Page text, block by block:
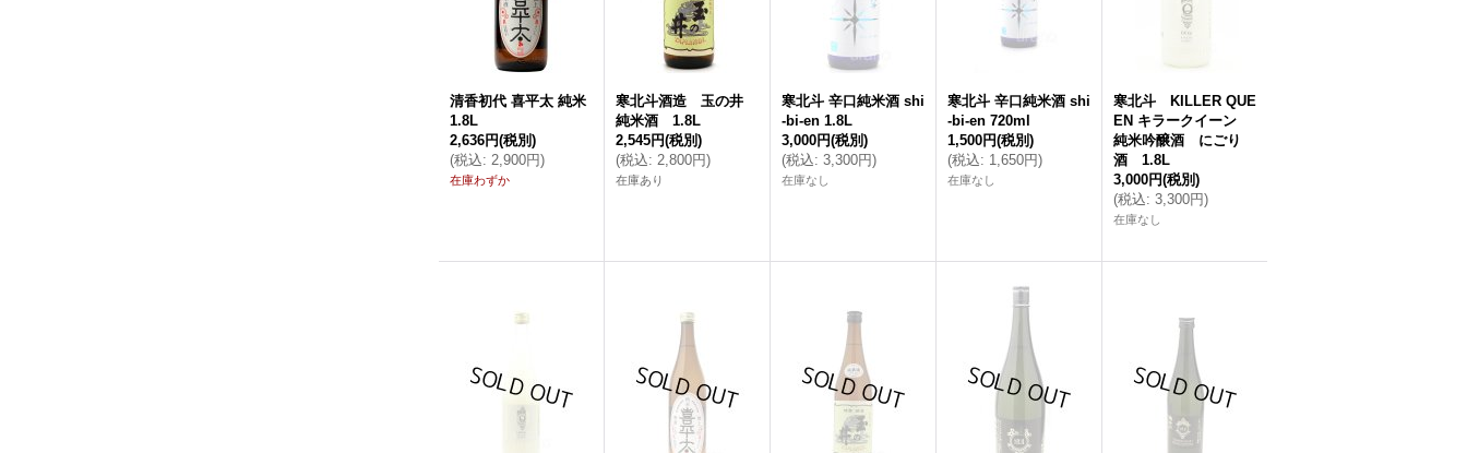
清香初代 喜平太 純米
1.8L
2,636円(税別)
(税込: 2,900円)
在庫わずか
寒北斗酒造 玉の井
純米酒 1.8L
2,545円(税別)
(税込: 2,800円)
在庫あり
寒北斗 辛口純米酒 shi
-bi-en 1.8L
3,000円(税別)
(税込: 3,300円)
在庫なし
寒北斗 辛口純米酒 shi
-bi-en 720ml
1,500円(税別)
(税込: 1,650円)
在庫なし
寒北斗 KILLER QUE
EN キラークイーン
純米吟醸酒 にごり
酒 1.8L
3,000円(税別)
(税込: 3,300円)
在庫なし